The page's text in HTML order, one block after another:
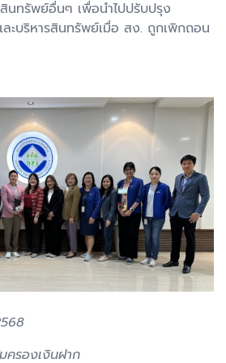
นทรัพย์อื่นๆ เพื่อนำไปปรับปรุง
ละบริหารสินทรัพย์เมื่อ สง. ถูกเพิกถอน
รองเงินฝาก